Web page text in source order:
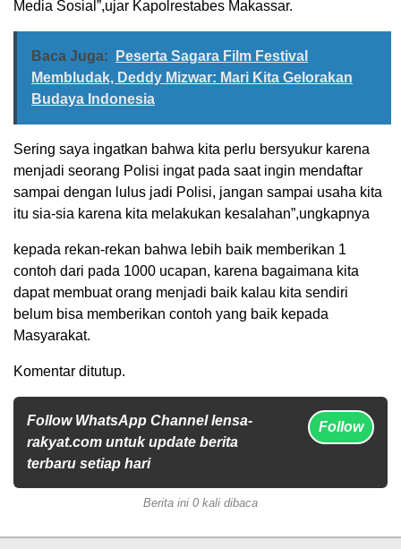
Media Sosial”,ujar Kapolrestabes Makassar.
Baca Juga:
Peserta Sagara Film Festival
Membludak, Deddy Mizwar: Mari Kita Gelorakan
Budaya Indonesia
Sering saya ingatkan bahwa kita perlu bersyukur karena
menjadi seorang Polisi ingat pada saat ingin mendaftar
sampai dengan lulus jadi Polisi, jangan sampai usaha kita
itu sia-sia karena kita melakukan kesalahan”,ungkapnya
kepada rekan-rekan bahwa lebih baik memberikan 1
contoh dari pada 1000 ucapan, karena bagaimana kita
dapat membuat orang menjadi baik kalau kita sendiri
belum bisa memberikan contoh yang baik kepada
Masyarakat.
Komentar ditutup.
Follow WhatsApp Channel lensa-
rakyat.com untuk update berita
terbaru setiap hari
Follow
Berita ini 0 kali dibaca